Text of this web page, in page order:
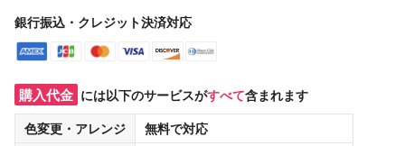
銀行振込・クレジット決済対応
購入代金 には以下のサービスがすべて含まれます
色変更・アレンジ
無料で対応